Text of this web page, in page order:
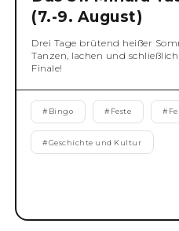
(7.-9. August)
Drei Tage brütend heißer
Tanzen, lachen und
Finale!
# Bingo # Feste #
#Geschichte und Kultur